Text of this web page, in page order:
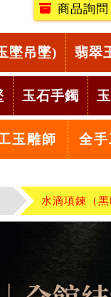
商品詢問
墜吊墜) 翡翠
玉石手鐲
玉雕師 全
水滴項鍊（